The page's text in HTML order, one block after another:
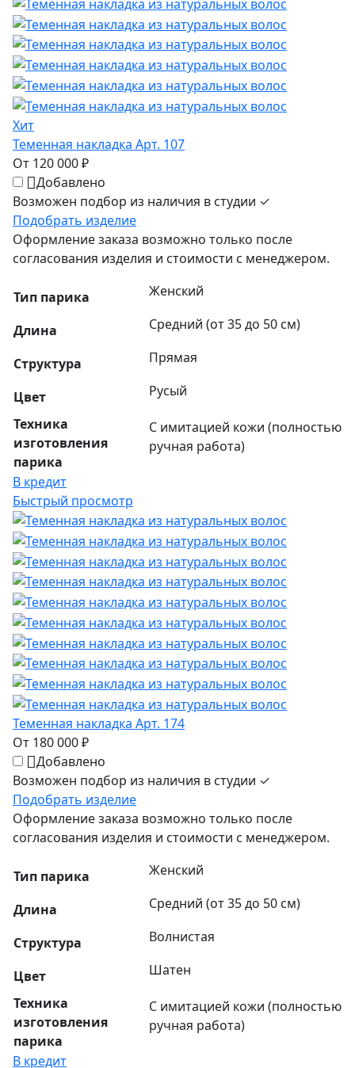
Хит
Теменная накладка Арт. 107
От 120 000 ₽
Добавлено
Возможен подбор из наличия в студии ✓
Подобрать изделие
Оформление заказа возможно только после
согласования изделия и стоимости с менеджером.
Тип парика Женский
Длина Средний (от 35 до 50 см)
Структура Прямая
Цвет
Русый
Техника
изготовления
парика
С имитацией кожи (полностью
ручная работа)
В кредит
Быстрый просмотр
Теменная накладка Арт. 174
От 180 000 ₽
Добавлено
Возможен подбор из наличия в студии ✓
Подобрать изделие
Оформление заказа возможно только после
согласования изделия и стоимости с менеджером.
Тип парика Женский
Длина Средний (от 35 до 50 см)
Структура Волнистая
Цвет
Шатен
Техника
изготовления
парика
С имитацией кожи (полностью
ручная работа)
В кредит